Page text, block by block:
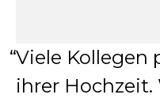
Viele Kollegen
ihrer